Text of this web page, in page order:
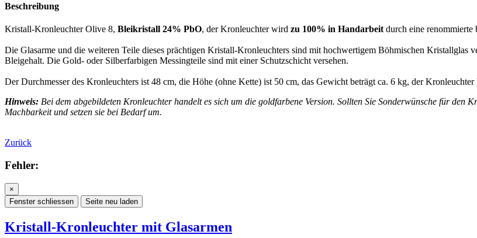
Beschreibung
Kristall-Kronleuchter Olive 8, Bleikristall 24% PbO, der Kronleuchter wird zu 100% in Handarbeit durch eine
Die Glasarme und die weiteren Teile dieses prächtigen Kristall-Kronleuchters sind mit hochwertigem Böhmischen Kristallglas
Bleigehalt. Die Gold- oder Silberfarbigen Messingteile sind mit einer Schutzschicht versehen.
Der Durchmesser des Kronleuchters ist 48 cm, die Höhe (ohne Kette) ist 50 cm, das Gewicht beträgt ca. 6 kg, der
Hinweis: Bei dem abgebildeten Kronleuchter handelt es sich um die goldfarbene Version. Sollten Sie Sonderwünsche für den
Machbarkeit und setzen sie bei Bedarf um.
Zurück
Fehler:
×
Fenster schliessen
Seite neu laden
Kristall-Kronleuchter mit Glasarmen